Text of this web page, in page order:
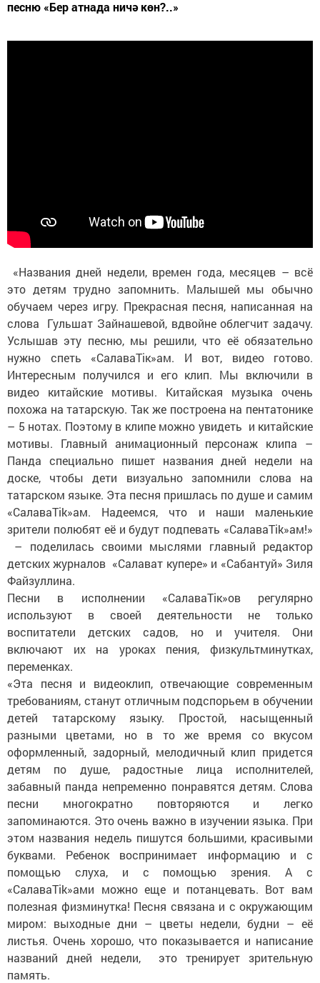
песню «Бер атнада ничә көн?..»
«Названия дней недели, времен года, месяцев – всё
это детям трудно запомнить. Малышей мы обычно
обучаем через игру. Прекрасная песня, написанная на
слова Гульшат Зайнашевой, вдвойне облегчит задачу.
Услышав эту песню, мы решили, что её обязательно
нужно спеть «СалаваТік»ам. И вот, видео готово.
Интересным получился и его клип. Мы включили в
видео китайские мотивы. Китайская музыка очень
похожа на татарскую. Так же построена на пентатонике
– 5 нотах. Поэтому в клипе можно увидеть и китайские
мотивы. Главный анимационный персонаж клипа –
Панда специально пишет названия дней недели на
доске, чтобы дети визуально запомнили слова на
татарском языке. Эта песня пришлась по душе и самим
«СалаваTik»ам. Надеемся, что и наши маленькие
зрители полюбят её и будут подпевать «СалаваTik»ам!»
– поделилась своими мыслями главный редактор
детских журналов «Салават купере» и «Сабантуй» Зиля
Файзуллина.
Песни в исполнении «СалаваТік»ов регулярно
используют в своей деятельности не только
воспитатели детских садов, но и учителя. Они
включают их на уроках пения, физкультминутках,
переменках.
«Эта песня и видеоклип, отвечающие современным
требованиям, станут отличным подспорьем в обучении
детей татарскому языку. Простой, насыщенный
разными цветами, но в то же время со вкусом
оформленный, задорный, мелодичный клип придется
детям по душе, радостные лица исполнителей,
забавный панда непременно понравятся детям. Слова
песни многократно повторяются и легко
запоминаются. Это очень важно в изучении языка. При
этом названия недель пишутся большими, красивыми
буквами. Ребенок воспринимает информацию и с
помощью слуха, и с помощью зрения. А с
«СалаваTik»ами можно еще и потанцевать. Вот вам
полезная физминутка! Песня связана и с окружающим
миром: выходные дни – цветы недели, будни – её
листья. Очень хорошо, что показывается и написание
названий дней недели, это тренирует зрительную
память.